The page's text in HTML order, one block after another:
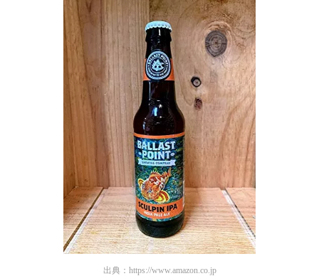
出典： https://www.amazon.co.jp